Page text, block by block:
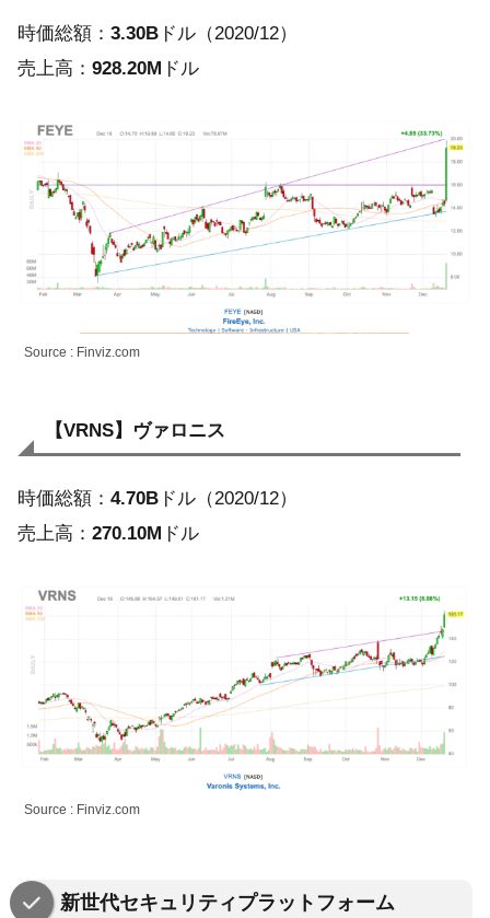
時価総額： 3.30B ドル（2020/12）
売上高： 928.20M ドル
Source : Finviz.com
【VRNS】ヴァロニス
時価総額： 4.70B ドル（2020/12）
売上高： 270.10M ドル
Source : Finviz.com
新世代セキュリティプラットフォーム